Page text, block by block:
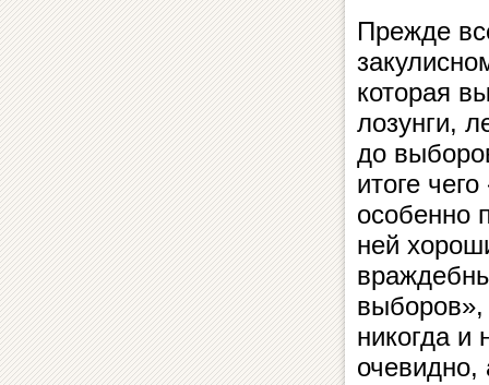
Прежде
которая
лозунги,
до
итоге
особенно
ней
выборов»,
никогда и
очевидно,